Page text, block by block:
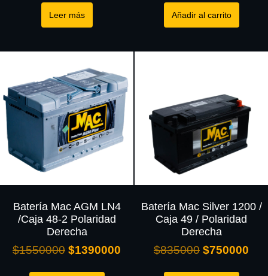
Leer más Añadir al carrito
Batería Mac AGM LN4
/Caja 48-2 Polaridad
Derecha
$1550000 $1390000
Batería Mac Silver 1200 /
Caja 49 / Polaridad
Derecha
$835000 $750000